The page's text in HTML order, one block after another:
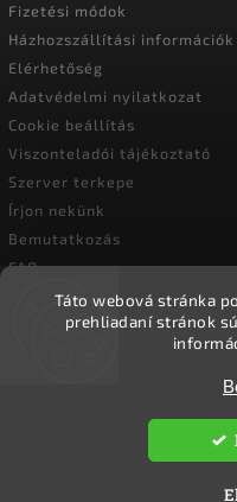
Táto webová stránka
prehliadaní stránok
Fizetési módok
Házhozszállítási információk
Elérhetőség
Adatvédelmi nyilatkozat
Cookie beállítás
Viszonteladói tájékoztató
Szerver terkepe
Írjon nekünk
Bemutatkozás
FAQ
Vásárlási útmutató
Süti